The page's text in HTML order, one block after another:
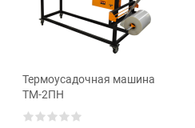
Термоусадочная машина
ТМ-2ПН